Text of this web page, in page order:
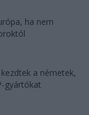
ha nem
a németek,
gyártókat